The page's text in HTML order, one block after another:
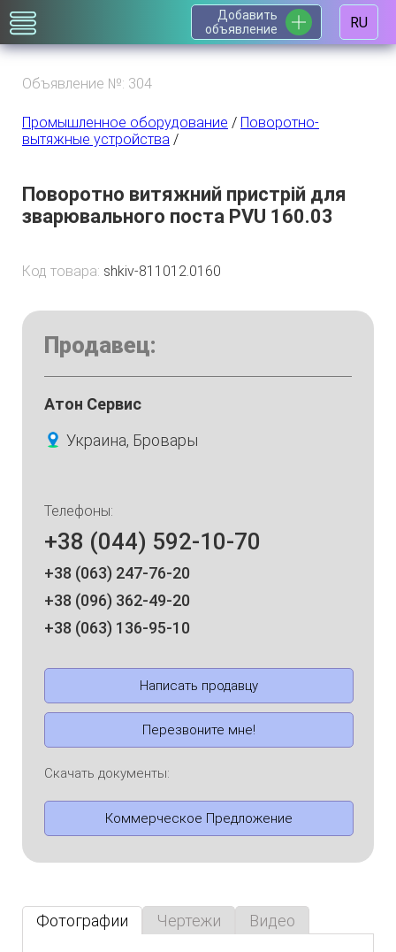
Добавить
объявление
RU
Объявление №: 304
Промышленное оборудование / Поворотно-
вытяжные устройства /
Поворотно витяжний пристрій для
зварювального поста PVU 160.03
Код товара: shkiv-811012.0160
Продавец:
Атон Сервис
Украина, Бровары
Телефоны:
+38 (044) 592-10-70
+38 (063) 247-76-20
+38 (096) 362-49-20
+38 (063) 136-95-10
Написать продавцу
Перезвоните мне!
Скачать документы:
Коммерческое Предложение
Фотографии Чертежи Видео